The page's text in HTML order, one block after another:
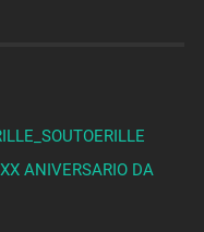
ANIVERSARIO DA